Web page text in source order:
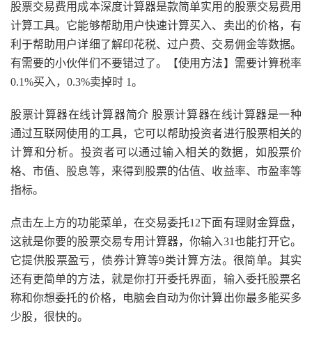
股票交易费用成本深度计算器是款简单实用的股票交易费用
计算工具。它能够帮助用户快速计算买入、卖出的价格，有
利于帮助用户详细了解印花税、过户费、交易佣金等数据。
有需要的小伙伴们不要错过了。【使用方法】需要计算税率
0.1%买入，0.3%卖掉时 1。
股票计算器在线计算器简介 股票计算器在线计算器是一种
通过互联网使用的工具，它可以帮助投资者进行股票相关的
计算和分析。投资者可以通过输入相关的数据，如股票价
格、市值、股息等，来得到股票的估值、收益率、市盈率等
指标。
点击左上方的功能菜单，在交易委托12下面有理财金算盘，
这就是你要的股票交易专用计算器，你输入31也能打开它。
它提供股票盈亏，债券计算等9类计算方法。很简单。其实
还有更简单的方法，就是你打开委托界面，输入委托股票名
称和你想委托的价格，电脑会自动为你计算出你最多能买多
少股，很快的。